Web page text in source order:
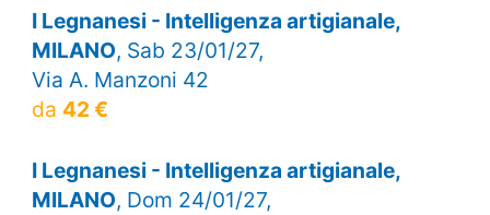
I Legnanesi - Intelligenza artigianale,
MILANO, Sab 23/01/27,
Via A. Manzoni 42
da 42 €
I Legnanesi - Intelligenza artigianale,
MILANO, Dom 24/01/27,